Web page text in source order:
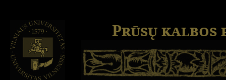
Prūsų kalbos